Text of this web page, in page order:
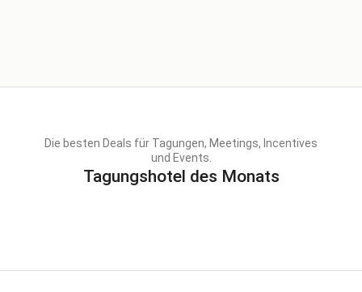
Die besten Deals für Tagungen, Meetings, Incentives
und Events.
Tagungshotel des Monats